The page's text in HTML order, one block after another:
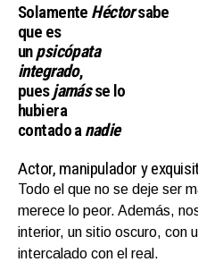
Solamente Héctorsabe
que es
unpsicópata
integrado,
puesjamásse lo
hubiera
contado a nadie
Actor, manipulador y
Todo el que no se deje ser
merece lo peor. Además,
interior, un sitio oscuro, con
intercalado con el real.